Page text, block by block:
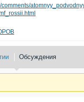
comments/
Обсуждения